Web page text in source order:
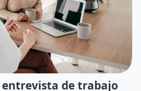
de trabajo